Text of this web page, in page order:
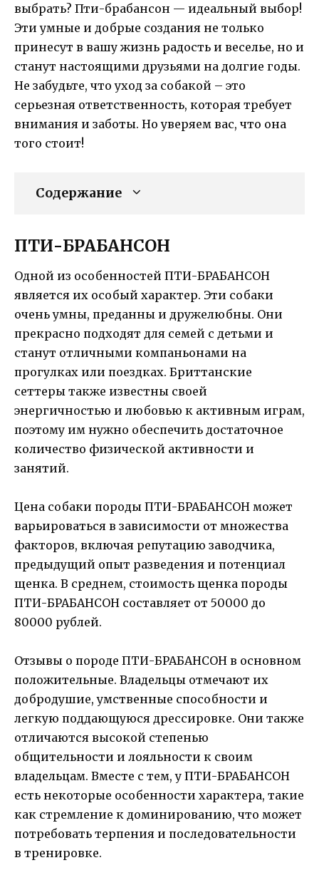
выбрать? Пти-брабансон — идеальный выбор!
Эти умные и добрые создания не только
принесут в вашу жизнь радость и веселье, но и
станут настоящими друзьями на долгие годы.
Не забудьте, что уход за собакой – это
серьезная ответственность, которая требует
внимания и заботы. Но уверяем вас, что она
того стоит!
Содержание
ПТИ-БРАБАНСОН
Одной из особенностей ПТИ-БРАБАНСОН
является их особый характер. Эти собаки
очень умны, преданны и дружелюбны. Они
прекрасно подходят для семей с детьми и
станут отличными компаньонами на
прогулках или поездках. Бриттанские
сеттеры также известны своей
энергичностью и любовью к активным играм,
поэтому им нужно обеспечить достаточное
количество физической активности и
занятий.
Цена собаки породы ПТИ-БРАБАНСОН может
варьироваться в зависимости от множества
факторов, включая репутацию заводчика,
предыдущий опыт разведения и потенциал
щенка. В среднем, стоимость щенка породы
ПТИ-БРАБАНСОН составляет от 50000 до
80000 рублей.
Отзывы о породе ПТИ-БРАБАНСОН в основном
положительные. Владельцы отмечают их
добродушие, умственные способности и
легкую поддающуюся дрессировке. Они также
отличаются высокой степенью
общительности и лояльности к своим
владельцам. Вместе с тем, у ПТИ-БРАБАНСОН
есть некоторые особенности характера, такие
как стремление к доминированию, что может
потребовать терпения и последовательности
в тренировке.